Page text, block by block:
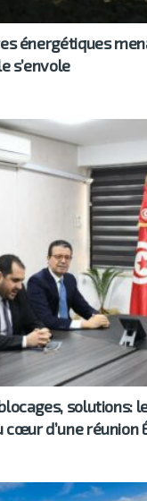
énergétiques
s’envole
solutions:
cœur d’une réunion